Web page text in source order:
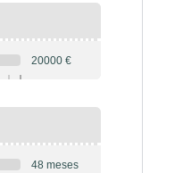
20000 €
48 meses